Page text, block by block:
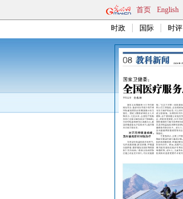
首页 English
时政 国际 时评